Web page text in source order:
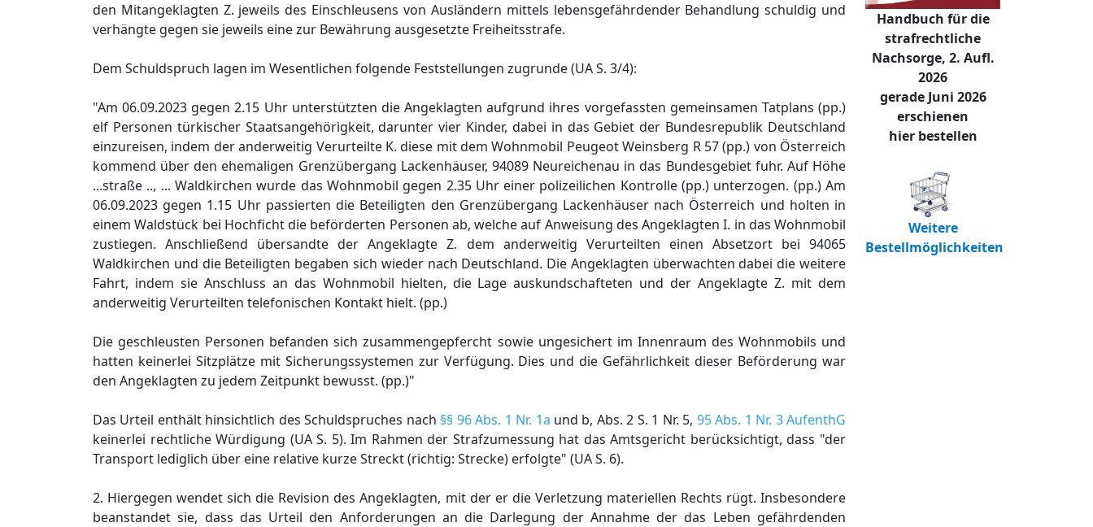
den Mitangeklagten Z. jeweils des Einschleusens von Ausländern mittels lebensgefährdender Behandlung schuldig und
verhängte gegen sie jeweils eine zur Bewährung ausgesetzte Freiheitsstrafe.
Dem Schuldspruch lagen im Wesentlichen folgende Feststellungen zugrunde (UA S. 3/4):
"Am 06.09.2023 gegen 2.15 Uhr unterstützten die Angeklagten aufgrund ihres vorgefassten gemeinsamen Tatplans (pp.)
elf Personen türkischer Staatsangehörigkeit, darunter vier Kinder, dabei in das Gebiet der Bundesrepublik Deutschland
einzureisen, indem der anderweitig Verurteilte K. diese mit dem Wohnmobil Peugeot Weinsberg R 57 (pp.) von Österreich
kommend über den ehemaligen Grenzübergang Lackenhäuser, 94089 Neureichenau in das Bundesgebiet fuhr. Auf Höhe
...straße .., ... Waldkirchen wurde das Wohnmobil gegen 2.35 Uhr einer polizeilichen Kontrolle (pp.) unterzogen. (pp.) Am
06.09.2023 gegen 1.15 Uhr passierten die Beteiligten den Grenzübergang Lackenhäuser nach Österreich und holten in
einem Waldstück bei Hochficht die beförderten Personen ab, welche auf Anweisung des Angeklagten I. in das Wohnmobil
zustiegen. Anschließend übersandte der Angeklagte Z. dem anderweitig Verurteilten einen Absetzort bei 94065
Waldkirchen und die Beteiligten begaben sich wieder nach Deutschland. Die Angeklagten überwachten dabei die weitere
Fahrt, indem sie Anschluss an das Wohnmobil hielten, die Lage auskundschafteten und der Angeklagte Z. mit dem
anderweitig Verurteilten telefonischen Kontakt hielt. (pp.)
Die geschleusten Personen befanden sich zusammengepfercht sowie ungesichert im Innenraum des Wohnmobils und
hatten keinerlei Sitzplätze mit Sicherungssystemen zur Verfügung. Dies und die Gefährlichkeit dieser Beförderung war
den Angeklagten zu jedem Zeitpunkt bewusst. (pp.)"
Das Urteil enthält hinsichtlich des Schuldspruches nach §§ 96 Abs. 1 Nr. 1a und b, Abs. 2 S. 1 Nr. 5, 95 Abs. 1 Nr. 3 AufenthG
keinerlei rechtliche Würdigung (UA S. 5). Im Rahmen der Strafzumessung hat das Amtsgericht berücksichtigt, dass "der
Transport lediglich über eine relative kurze Streckt (richtig: Strecke) erfolgte" (UA S. 6).
2. Hiergegen wendet sich die Revision des Angeklagten, mit der er die Verletzung materiellen Rechts rügt. Insbesondere
beanstandet sie, dass das Urteil den Anforderungen an die Darlegung der Annahme der das Leben gefährdenden
Handbuch für die
strafrechtliche
Nachsorge, 2. Aufl.
2026
gerade Juni 2026
erschienen
hier bestellen
Weitere
Bestellmöglichkeiten